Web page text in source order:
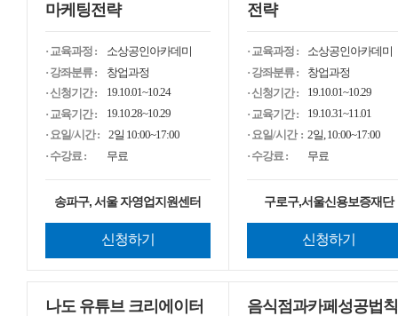
마케팅전략
· 교육과정 :
소상공인아카데미
· 강좌분류 :
창업과정
· 신청기간 :
19.10.01~10.24
· 교육기간 :
19.10.28~10.29
· 요일/시간 :
2일 10:00~17:00
· 수강료 :
무료
송파구, 서울 자영업지원센터
신청하기
전략
· 교육과정 :
소상공인아카데미
· 강좌분류 :
창업과정
· 신청기간 :
19.10.01~10.29
· 교육기간 :
19.10.31~11.01
· 요일/시간 : 2일, 10:00~17:00
· 수강료 :
무료
구로구,서울신용보증재단
신청하기
나도 유튜브 크리에이터
음식점과카페성공법